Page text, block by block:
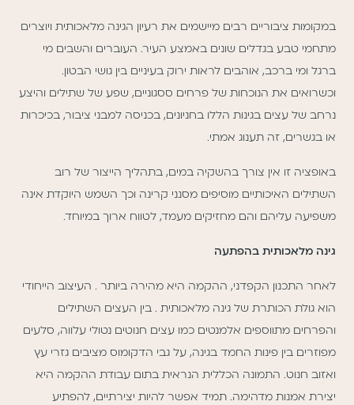
במקומות ציבוריים רבים מיישמים את רעיון הגינה מלאכותית ויוצרים
מתחמי טבע בגדלים שונים באמצע העיר. העוברים והשבים מי
ברגל ומי ברכב, אוהבים לראות ירוק בעיניים בין גושי הבטון.
וכשרואים את הנוכחות של פרחים ססגוניים, שפע של שתילים והיצע
נרחב של עצים בגינות הללו בחניונים, בכניסה למבני ציבור, בכיכרות
או בגשרים, זה תענוג אמתי.
באופציה זו אין צורך בהשקיה במים, בתהליך הייצור של רוב
השתילים האיכותיים מוסיפים מסנני קרינה וכך השמש היוקדת אינה
משפיעה עליהם והם מחזיקים מעמד, לטווח ארוך במיוחד.
גינה מלאכותית בהפתעה
לאחר התכנון הקפדני, ההקמה היא מהירה ביותר . העיצוב הייחודי
הוא גולת הכותרת של גינה מלאכותית . בין העצים השתילים
והפרחים מתווספים אלמנטים כמו עצים חנוטים נטולי עלווה, סלעים
מפוזרים בין פינות החמד בגינה, על גבי הדקומוס מציבים גזרי עץ
ואזוב חנוט. התמונה הכללית הנראית בתום עבודת ההקמה היא
יצירת אמנות מדהימה. תמיד אפשר להיות יצירתיים, להפתיע